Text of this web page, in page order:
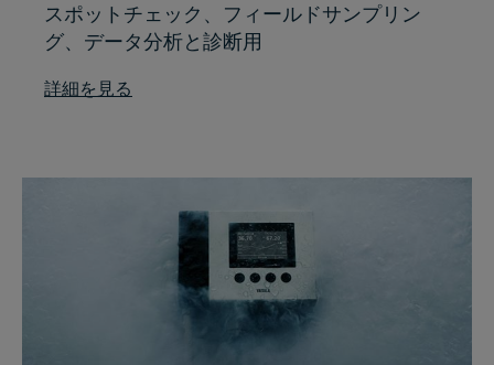
スポットチェック、フィールドサンプリン
グ、データ分析と診断用
詳細を見る